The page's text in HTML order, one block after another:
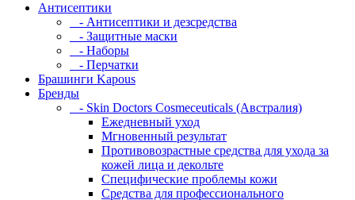
Антисептики
- Антисептики и дезсредства
- Защитные маски
- Наборы
- Перчатки
Брашинги Kapous
Бренды
- Skin Doctors Cosmeceuticals (Австралия)
Ежедневный уход
Мгновенный результат
Противовозрастные средства для ухода за
кожей лица и декольте
Специфические проблемы кожи
Средства для профессионального